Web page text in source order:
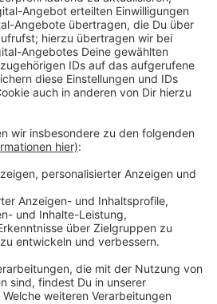
aus Leverkusen
wegen Gratis-
bei Bayer 04 Leverkusen